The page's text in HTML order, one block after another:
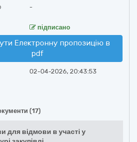
-
підписано
Електронну пропозицію в
pdf
02-04-2026, 20:43:53
(17)
для відмови в участі у